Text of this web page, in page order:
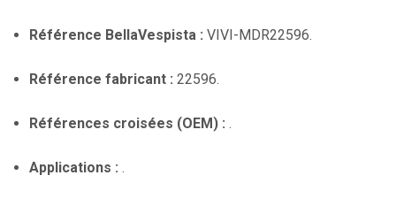
Référence BellaVespista : VIVI-MDR22596.
Référence fabricant : 22596.
Références croisées (OEM) : .
Applications : .